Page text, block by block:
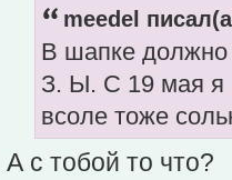
meedel
В шапке должно
З. Ы. С 19 мая я
всоле тоже
А с тобой то что?